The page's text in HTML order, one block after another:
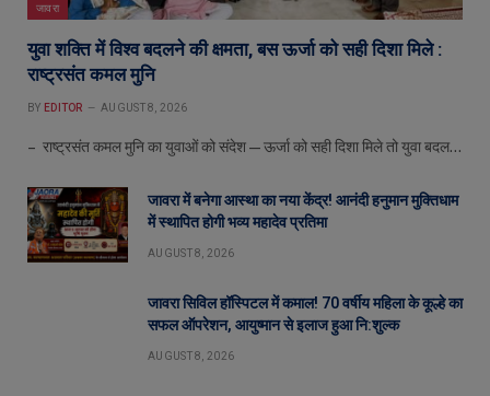
जावरा
युवा शक्ति में विश्व बदलने की क्षमता, बस ऊर्जा को सही दिशा मिले :
राष्ट्रसंत कमल मुनि
BY EDITOR AUGUST 8, 2026
– राष्ट्रसंत कमल मुनि का युवाओं को संदेश—ऊर्जा को सही दिशा मिले तो युवा बदल…
जावरा में बनेगा आस्था का नया केंद्र! आनंदी हनुमान मुक्तिधाम
में स्थापित होगी भव्य महादेव प्रतिमा
AUGUST 8, 2026
जावरा सिविल हॉस्पिटल में कमाल! 70 वर्षीय महिला के कूल्हे का
सफल ऑपरेशन, आयुष्मान से इलाज हुआ नि:शुल्क
AUGUST 8, 2026